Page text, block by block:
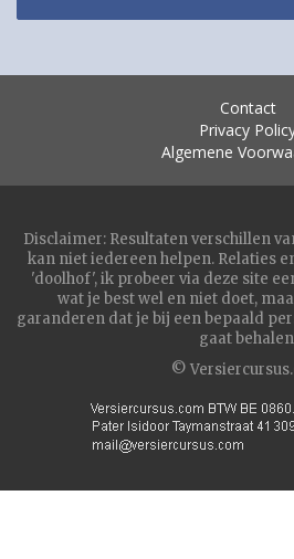
Contact
Privacy
Algemene
Disclaimer: Resultaten verschillen
kan niet iedereen helpen. Relaties
'doolhof', ik probeer via deze site
wat je best wel en niet doet,
garanderen dat je bij een bepaald
gaat
©